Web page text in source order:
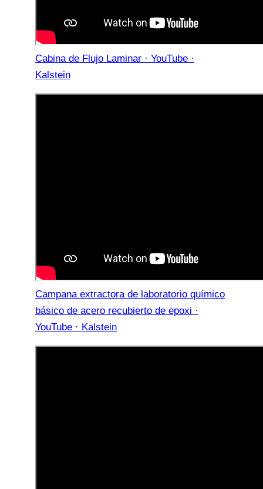
Cabina de Flujo Laminar · YouTube ·
Kalstein
Campana extractora de laboratorio químico
básico de acero recubierto de epoxi ·
YouTube · Kalstein